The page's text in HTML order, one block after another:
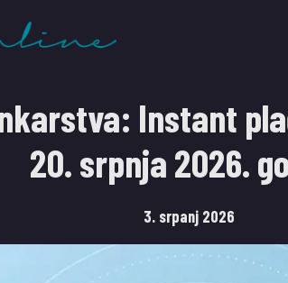
Instant
20. srpnja 2026.
3. srpanj 2026